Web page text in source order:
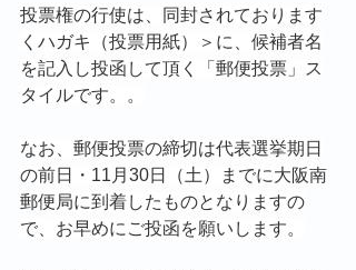
投票権の行使は、同封されております
くハガキ（投票用紙）＞に、候補者名
を記入し投函して頂く「郵便投票」ス
タイルです。。
なお、郵便投票の締切は代表選挙期日
の前日・11月30日（土）までに大阪南
郵便局に到着したものとなりますの
で、お早めにご投函を願いします。